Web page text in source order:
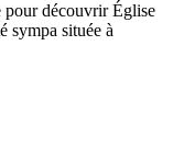
découvrir Église
sympa située à